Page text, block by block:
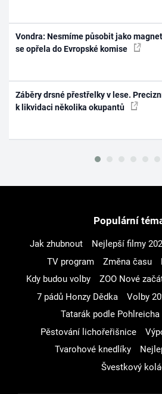
Vondra: Nesmíme působit jako
se opřela do Evropské komise
Záběry drsné přestřelky v lese.
k likvidaci několika okupantů
Populární
Jak zhubnout Nejlepší filmy
TV program
Změna času
Kdy budou volby
ZOO Nové
7 pádů Honzy Dědka
Volby
Tatarák podle Pohlreicha
Pěstování lichořeřišnice
Tvarohové knedlíky
Švestkový